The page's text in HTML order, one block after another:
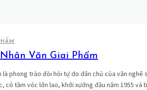
Văn Giai Phẩm
là phong trào đòi hỏi tự do dân chủ của văn nghê
có tầm vóc lớn lao, khởi xướng đầu năm 1955 và